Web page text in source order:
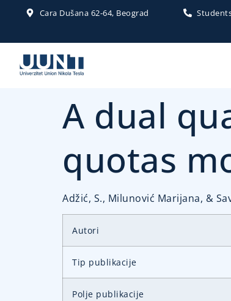
Cara Dušana 62-64, Beograd
A dual
quotas
Adžić, S., Milunović Marijana, &
Autori
Tip publikacije
Polje publikacije